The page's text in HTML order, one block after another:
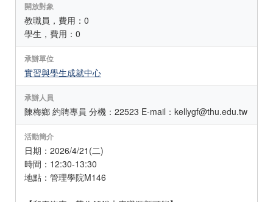
開放對象
教職員，費用：0
學生，費用：0
承辦單位
實習與學生成就中心
承辦人員
陳梅鄉 約聘專員 分機：22523 E-mail：kellygf@thu.edu.tw
活動簡介
日期：2026/4/21(二)
時間：12:30-13:30
地點：管理學院M146